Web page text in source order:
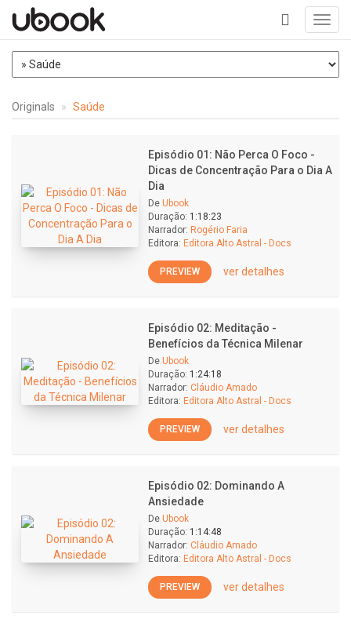
+
Originals Saúde
Episódio 01: Não Perca O Foco -
Dicas de Concentração Para o Dia A
Dia
De Ubook
Duração: 1:18:23
Narrador: Rogério Faria
Editora: Editora Alto Astral - Docs
PREVIEW ver detalhes
Episódio 02: Meditação -
Benefícios da Técnica Milenar
De Ubook
Duração: 1:24:18
Narrador: Cláudio Amado
Editora: Editora Alto Astral - Docs
PREVIEW ver detalhes
Episódio 02: Dominando A
Ansiedade
De Ubook
Duração: 1:14:48
Narrador: Cláudio Amado
Editora: Editora Alto Astral - Docs
PREVIEW ver detalhes